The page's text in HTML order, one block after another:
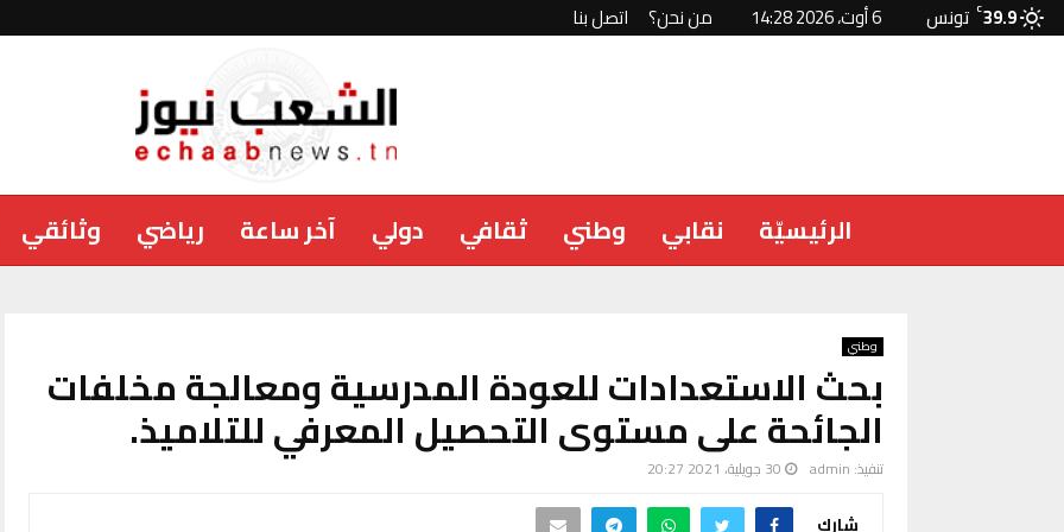
39.9
C تونس 6 أوت، 2026 14:28 من نحن؟ اتصل بنا
الرئيسيّة نقابي وطني ثقافي دولي آخر ساعة رياضي وثائقي
وطني
بحث الاستعدادات للعودة المدرسية ومعالجة مخلفات
الجائحة على مستوى التحصيل المعرفي للتلاميذ.
تنفيذ: admin 30 جويلية، 2021 20:27
شارك